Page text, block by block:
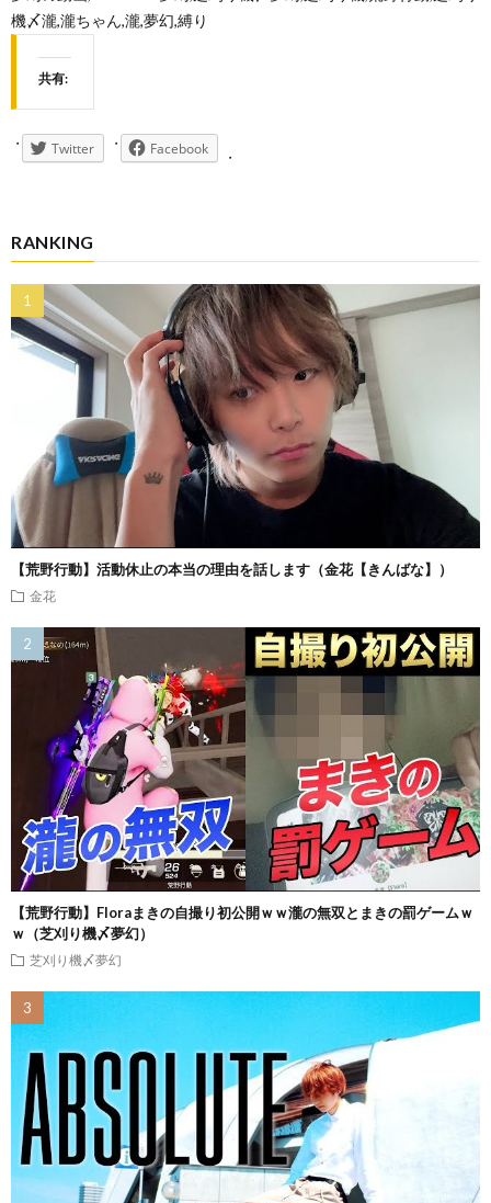
機〆瀧,瀧ちゃん,瀧,夢幻,縛り
共有:
Twitter Facebook
RANKING
【荒野行動】活動休止の本当の理由を話します（金花【きんばな】）
金花
【荒野行動】Floraまきの自撮り初公開ｗｗ瀧の無双とまきの罰ゲームｗ
ｗ（芝刈り機〆夢幻）
芝刈り機〆夢幻